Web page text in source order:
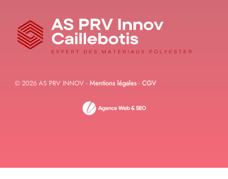
© 2026 AS PRV INNOV - Mentions légales- CGV